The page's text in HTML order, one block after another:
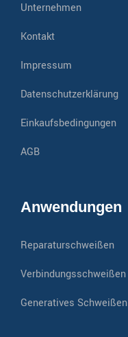
Unternehmen
Kontakt
Impressum
Datenschutzerklärung
Einkaufsbedingungen
AGB
Anwendungen
Reparaturschweißen
Verbindungsschweißen
Generatives Schweißen